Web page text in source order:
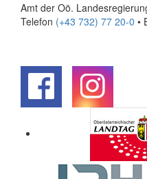
Amt der Oö.
Telefon (+43 732) 77 20-0 •